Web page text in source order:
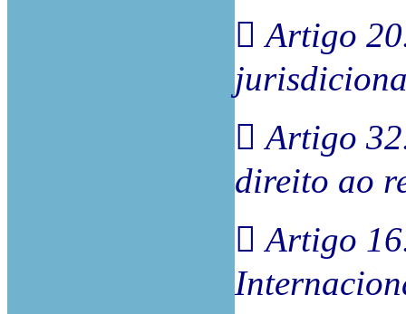
 Artigo
 Artigo
direito ao
 Artigo